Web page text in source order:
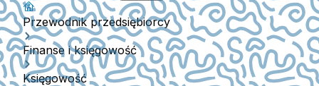
Przewodnik przedsiębiorcy
Finanse i księgowość
Księgowość